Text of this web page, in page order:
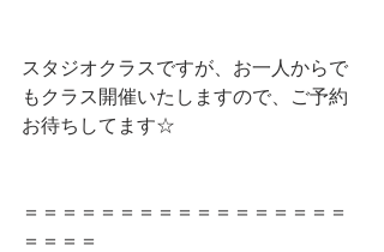
スタジオクラスですが、お一人からで
もクラス開催いたしますので、ご予約
お待ちしてます☆
＝＝＝＝＝＝＝＝＝＝＝＝＝＝＝＝＝
＝＝＝＝